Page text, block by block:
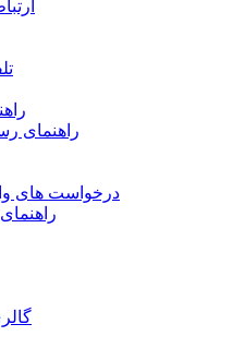
راهنمای
درخواست های